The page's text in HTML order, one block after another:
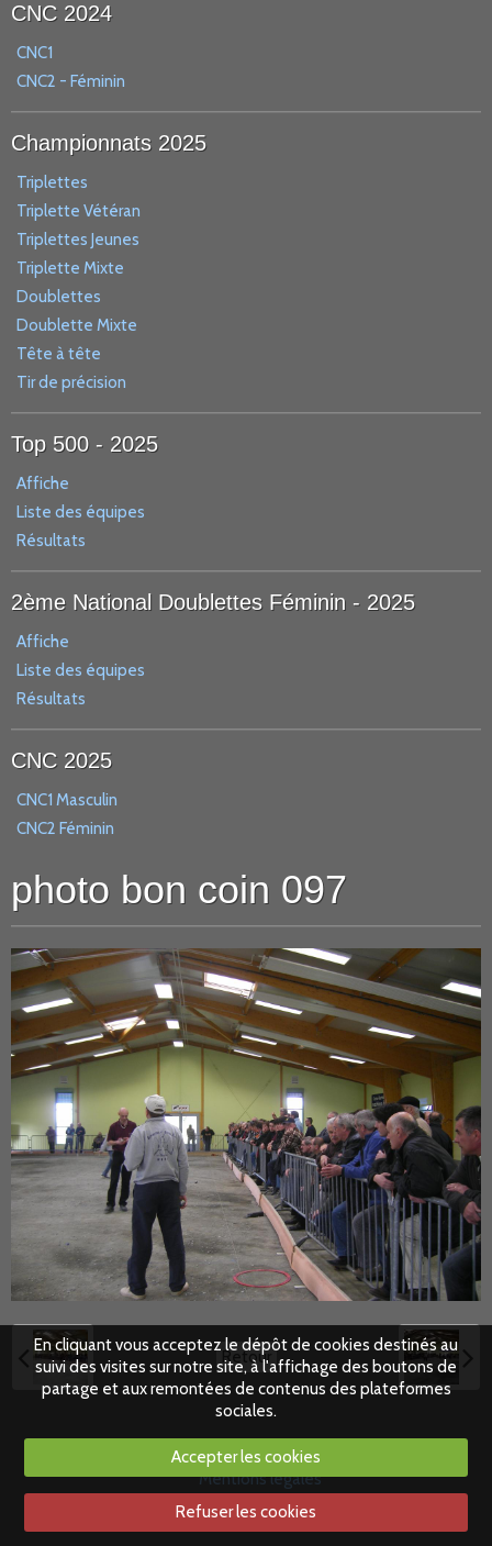
CNC 2024
CNC1
CNC2 - Féminin
Championnats 2025
Triplettes
Triplette Vétéran
Triplettes Jeunes
Triplette Mixte
Doublettes
Doublette Mixte
Tête à tête
Tir de précision
Top 500 - 2025
Affiche
Liste des équipes
Résultats
2ème National Doublettes Féminin - 2025
Affiche
Liste des équipes
Résultats
CNC 2025
CNC1 Masculin
CNC2 Féminin
photo bon coin 097
Retour
Mentions légales
En cliquant vous acceptez le dépôt de cookies destinés au
suivi des visites sur notre site, à l'affichage des boutons de
partage et aux remontées de contenus des plateformes
sociales.
Accepter les cookies
Refuser les cookies